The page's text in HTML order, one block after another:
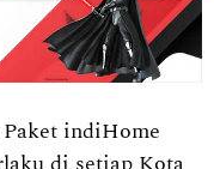
Paket indiHome